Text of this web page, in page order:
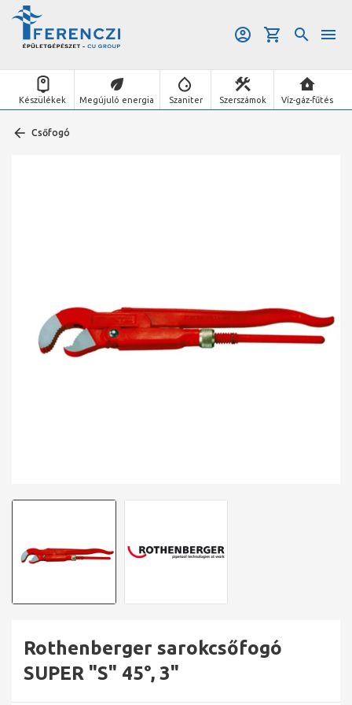
Készülékek Megújuló energia Szaniter Szerszámok Víz-gáz-fűtés
Csőfogó
Rothenberger sarokcsőfogó
SUPER "S" 45°, 3"